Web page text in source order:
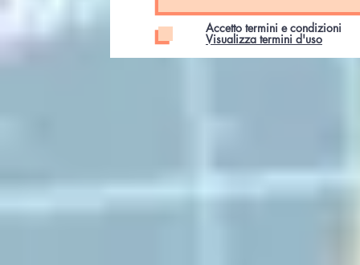
Accetto termini e condizioni
Visualizza termini d'uso